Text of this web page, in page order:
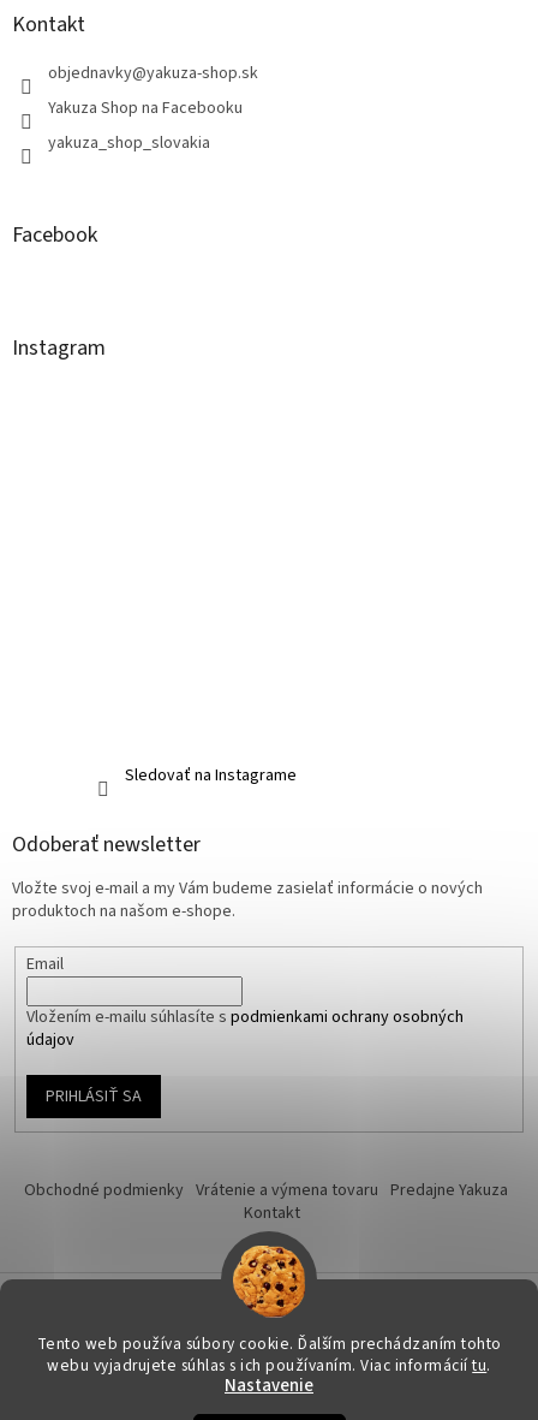
Tento web používa súbory cookie. Ďalším prechádzaním tohto
webu vyjadrujete súhlas s ich používaním. Viac informáciítu.
Nastavenie
Kontakt
objednavky@yakuza-shop.sk
Yakuza Shop na Facebooku
yakuza_shop_slovakia
Facebook
Instagram
Sledovať na Instagrame
Odoberať newsletter
Vložte svoj e-mail a my Vám budeme zasielať informácie o nových
produktoch na našom e-shope.
Email
Vložením e-mailu súhlasíte s podmienkami ochrany osobných
údajov
PRIHLÁSIŤ SA
Obchodné podmienky Vrátenie a výmena tovaru Predajne Yakuza
Kontakt
Vytvoril Shoptet